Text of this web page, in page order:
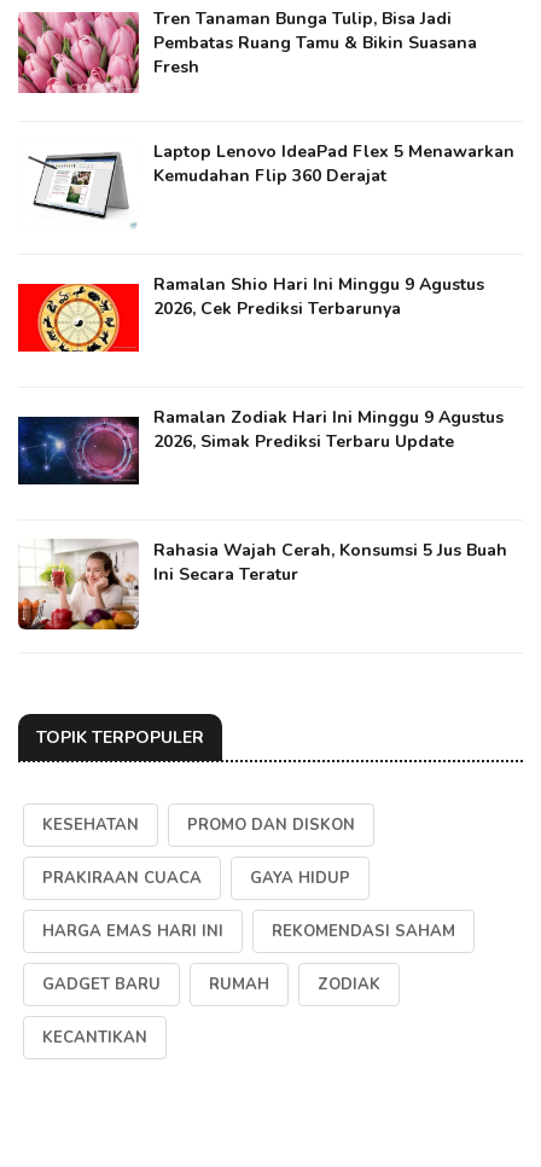
Tren Tanaman Bunga Tulip, Bisa Jadi
Pembatas Ruang Tamu & Bikin Suasana
Fresh
Laptop Lenovo IdeaPad Flex 5 Menawarkan
Kemudahan Flip 360 Derajat
Ramalan Shio Hari Ini Minggu 9 Agustus
2026, Cek Prediksi Terbarunya
Ramalan Zodiak Hari Ini Minggu 9 Agustus
2026, Simak Prediksi Terbaru Update
Rahasia Wajah Cerah, Konsumsi 5 Jus Buah
Ini Secara Teratur
TOPIK TERPOPULER
KESEHATAN PROMO DAN DISKON
PRAKIRAAN CUACA GAYA HIDUP
HARGA EMAS HARI INI REKOMENDASI SAHAM
GADGET BARU RUMAH ZODIAK
KECANTIKAN